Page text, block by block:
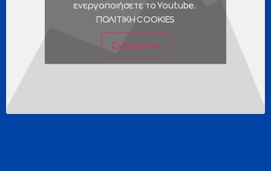
ενεργοποιήσετε το Youtube.
ΠΟΛΙΤΙΚΗ COOKIES
Συμφωνώ